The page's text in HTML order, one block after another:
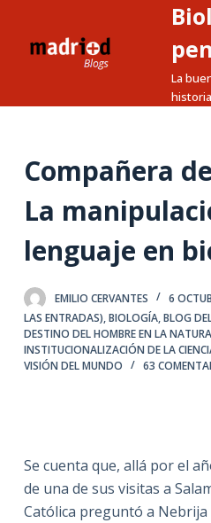
a
e
n
d
La
historia
Compañera
La
lenguaje en
EMILIO CERVANTES 6
LAS ENTRADAS),BIOLOGÍA,BLOG
DESTINO DEL HOMBRE EN LA
INSTITUCIONALIZACIÓN DE LA
VISIÓN DEL MUNDO
63
Se cuenta que, allá por el
de una de sus visitas a
Católica preguntó a Nebrija